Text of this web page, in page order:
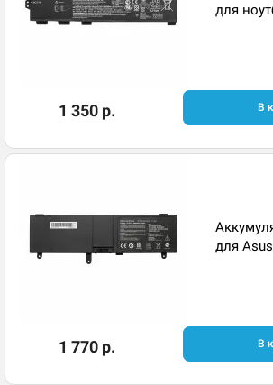
для
1 350 р. В
для
1 770 р. В